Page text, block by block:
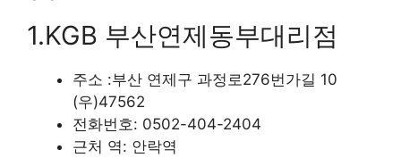
1.KGB 부산연제동부대리점
주소 :부산 연제구 과정로276번가길 10
(우)47562
전화번호: 0502-404-2404
근처 역: 안락역